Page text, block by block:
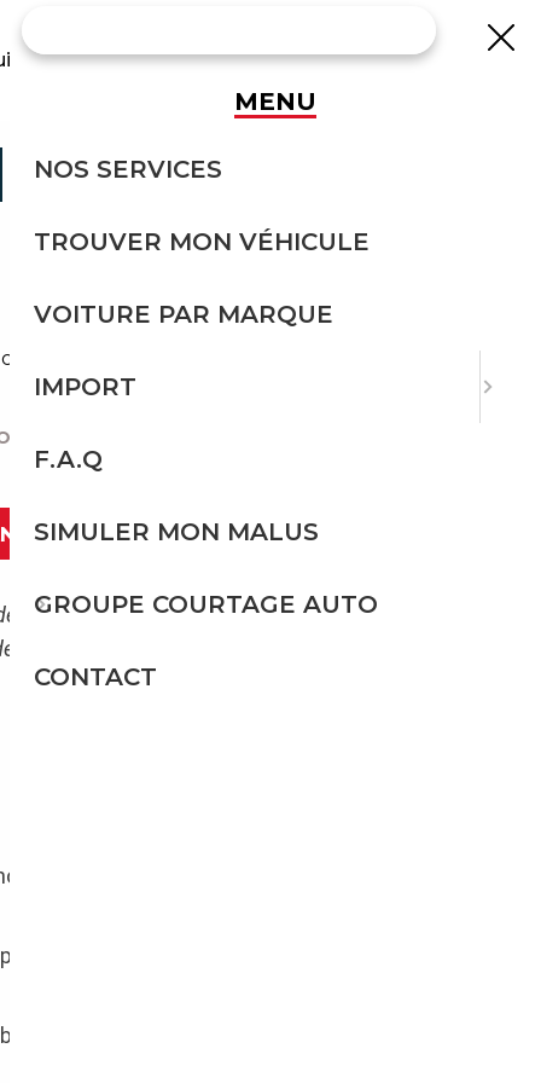
VOITURE
et pick-up y sont nombreux.
AUX USA ?
de l’Ouest et des muscle cars de
US. Alors pour réaliser votre projet de
sur le prix d’achat peut aller de
particulièrement nombreuses sur le
en France et en Europe.
MENU
NOS SERVICES
TROUVER MON VÉHICULE
VOITURE PAR MARQUE
IMPORT
F.A.Q
SIMULER MON MALUS
GROUPE COURTAGE AUTO
CONTACT